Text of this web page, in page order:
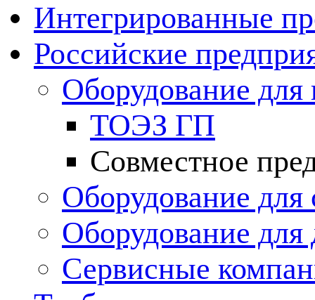
Интегрированные
Российские
Оборудование для
ТОЭЗ ГП
Совместное
Оборудование для
Оборудование
Сервисные